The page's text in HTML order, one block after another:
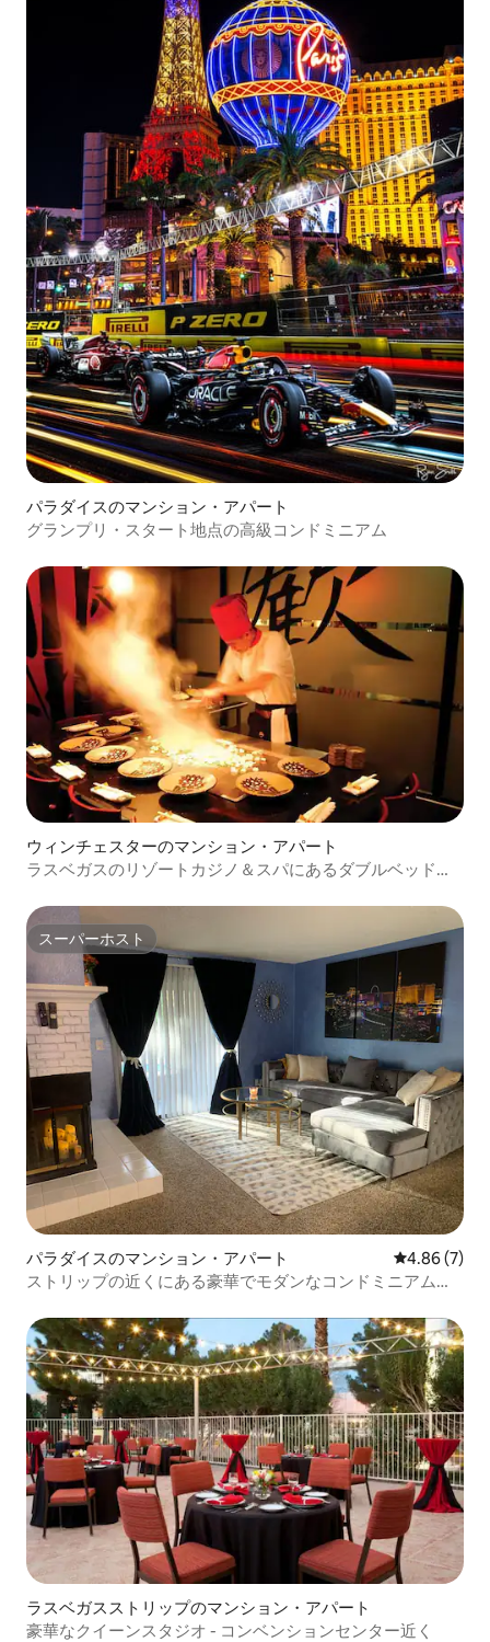
パラダイスのマンション・アパート
グランプリ・スタート地点の高級コンドミニアム
ウィンチェスターのマンション・アパート
ラスベガスのリゾートカジノ＆スパにあるダブルベッド付
スーパーホスト
スーパーホスト
パラダイスのマンション・アパート レビュー7
4.86 (7)
ストリップの近くにある豪華でモダンなコンドミニアム！
ラスベガスストリップのマンション・アパート
豪華なクイーンスタジオ - コンベンションセンター近く